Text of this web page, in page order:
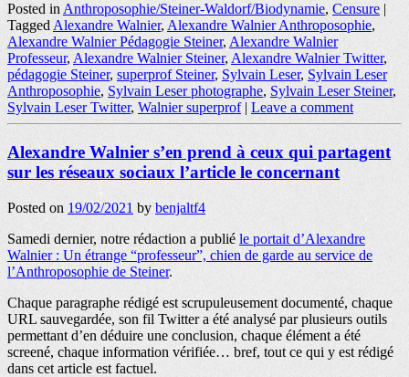
Posted in Anthroposophie/Steiner-Waldorf/Biodynamie, Censure |
Tagged Alexandre Walnier, Alexandre Walnier Anthroposophie,
Alexandre Walnier Pédagogie Steiner, Alexandre Walnier
Professeur, Alexandre Walnier Steiner, Alexandre Walnier Twitter,
pédagogie Steiner, superprof Steiner, Sylvain Leser, Sylvain Leser
Anthroposophie, Sylvain Leser photographe, Sylvain Leser Steiner,
Sylvain Leser Twitter, Walnier superprof | Leave a comment
Alexandre Walnier s’en prend à ceux qui partagent
sur les réseaux sociaux l’article le concernant
Posted on 19/02/2021 bybenjaltf4
Samedi dernier, notre rédaction a publié le portait d’Alexandre
Walnier : Un étrange “professeur”, chien de garde au service de
l’Anthroposophie de Steiner.
Chaque paragraphe rédigé est scrupuleusement documenté, chaque
URL sauvegardée, son fil Twitter a été analysé par plusieurs outils
permettant d’en déduire une conclusion, chaque élément a été
screené, chaque information vérifiée… bref, tout ce qui y est rédigé
dans cet article est factuel.